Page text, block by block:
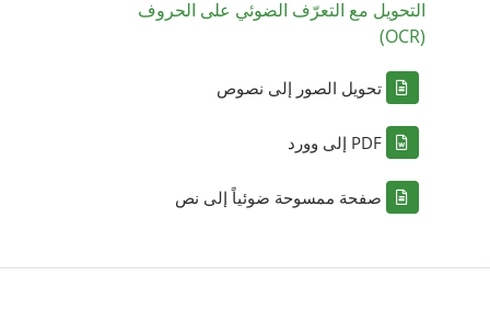
التحويل مع التعرّف الضوئي على الحروف
(OCR)
تحويل الصور إلى نصوص
PDF إلى وورد
صفحة ممسوحة ضوئياً إلى نص